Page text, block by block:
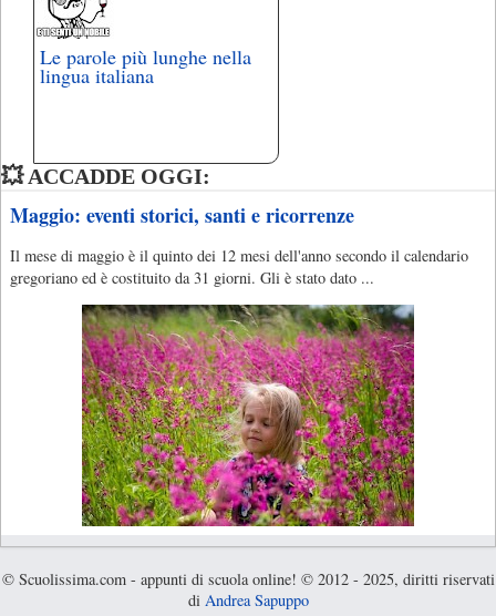
Le parole più lunghe nella
lingua italiana
💥 ACCADDE OGGI:
Maggio: eventi storici, santi e ricorrenze
Il mese di maggio è il quinto dei 12 mesi dell'anno secondo il calendario
gregoriano ed è costituito da 31 giorni. Gli è stato dato ...
© Scuolissima.com - appunti di scuola online! © 2012 - 2025, diritti riservati
di Andrea Sapuppo